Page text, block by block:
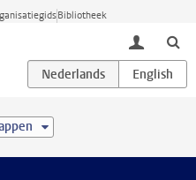
Bibliotheek
toggle